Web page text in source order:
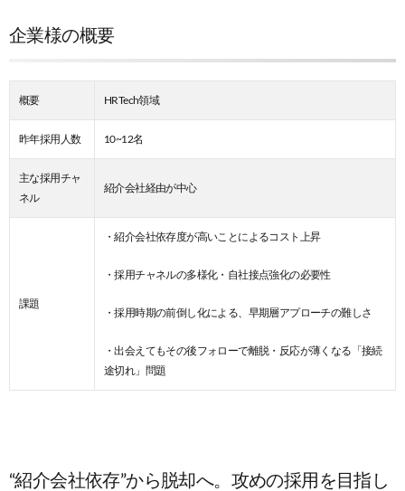
企業様の概要
概要 HRTech領域
昨年採用人数 10~12名
主な採用チャ
ネル
紹介会社経由が中心
課題
・紹介会社依存度が高いことによるコスト上昇
・採用チャネルの多様化・自社接点強化の必要性
・採用時期の前倒し化による、早期層アプローチの難しさ
・出会えてもその後フォローで離脱・反応が薄くなる「接続
途切れ」問題
“紹介会社依存”から脱却へ。攻めの採用を目指し